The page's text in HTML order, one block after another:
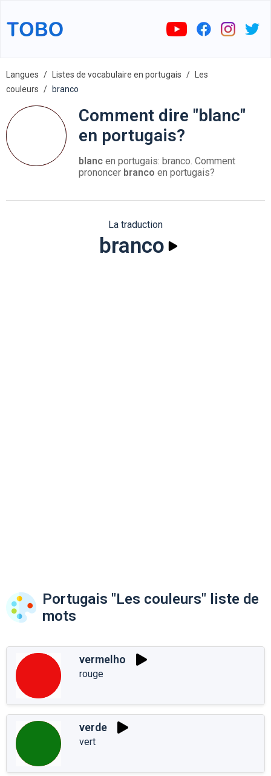
Langues Listes de vocabulaire en portugais
Les
couleurs
branco
Comment dire "blanc"
en portugais?
blanc en portugais: branco. Comment
prononcer branco en portugais?
La traduction
branco
Portugais "Les couleurs" liste de
mots
vermelho
rouge
verde
vert